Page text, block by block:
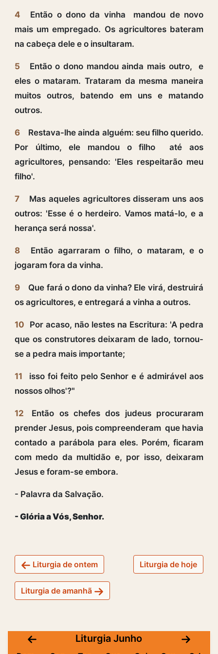
4
Então o dono da vinha mandou de novo
mais um empregado. Os agricultores bateram
na cabeça dele e o insultaram.
5
Então o dono mandou ainda mais outro, e
eles o mataram. Trataram da mesma maneira
muitos outros, batendo em uns e matando
outros.
6
Restava-lhe ainda alguém: seu filho querido.
Por último, ele mandou o filho até aos
agricultores, pensando: 'Eles respeitarão meu
filho'.
7
Mas aqueles agricultores disseram uns aos
outros: 'Esse é o herdeiro. Vamos matá-lo, e a
herança será nossa'.
8
Então agarraram o filho, o mataram, e o
jogaram fora da vinha.
9
Que fará o dono da vinha? Ele virá, destruirá
os agricultores, e entregará a vinha a outros.
10
Por acaso, não lestes na Escritura: 'A pedra
que os construtores deixaram de lado, tornou-
se a pedra mais importante;
11
isso foi feito pelo Senhor e é admirável aos
nossos olhos'?"
12
Então os chefes dos judeus procuraram
prender Jesus, pois compreenderam que havia
contado a parábola para eles. Porém, ficaram
com medo da multidão e, por isso, deixaram
Jesus e foram-se embora.
- Palavra da Salvação.
- Glória a Vós, Senhor.
Liturgia de ontem Liturgia de hoje
Liturgia de amanhã
Liturgia Junho